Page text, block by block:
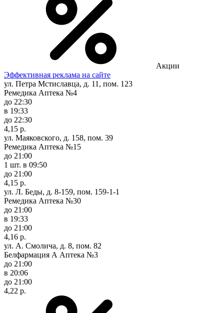
Акции
Эффективная реклама на сайте
ул. Петра Мстиславца, д. 11, пом. 123
Ремедика Аптека №4
до 22:30
в 19:33
до 22:30
4,15 р.
ул. Маяковского, д. 158, пом. 39
Ремедика Аптека №15
до 21:00
1 шт. в 09:50
до 21:00
4,15 р.
ул. Л. Беды, д. 8-159, пом. 159-1-1
Ремедика Аптека №30
до 21:00
в 19:33
до 21:00
4,16 р.
ул. А. Смолича, д. 8, пом. 82
Белфармация А Аптека №3
до 21:00
в 20:06
до 21:00
4,22 р.